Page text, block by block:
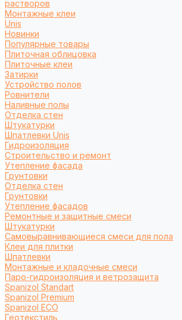
растворов
Монтажные клеи
Unis
Новинки
Популярные товары
Плиточная облицовка
Плиточные клеи
Затирки
Устройство полов
Ровнители
Наливные полы
Отделка стен
Штукатурки
Шпатлевки Unis
Гидроизоляция
Строительство и ремонт
Утепление фасада
Грунтовки
Отделка стен
Грунтовки
Утепление фасадов
Ремонтные и защитные смеси
Штукатурки
Самовыравнивающиеся смеси для пола
Клеи для плитки
Шпатлевки
Монтажные и кладочные смеси
Паро-гидроизоляция и ветрозащита
Spanizol Standart
Spanizol Premium
Spanizol ECO
Геотекстиль